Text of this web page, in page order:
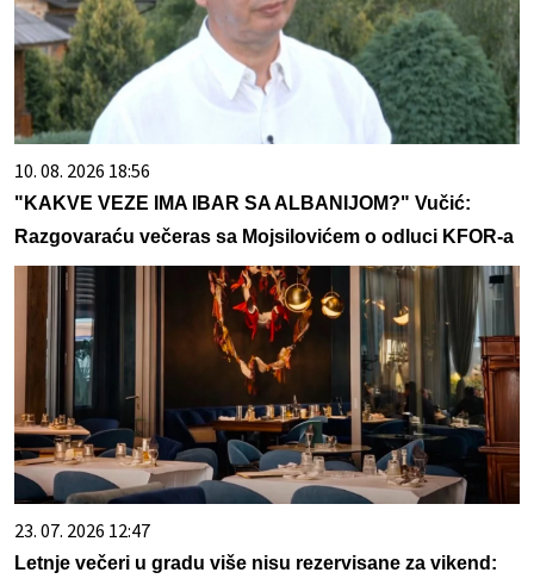
10. 08. 2026 18:56
"KAKVE VEZE IMA IBAR SA ALBANIJOM?" Vučić:
Razgovaraću večeras sa Mojsilovićem o odluci KFOR-a
23. 07. 2026 12:47
Letnje večeri u gradu više nisu rezervisane za vikend: